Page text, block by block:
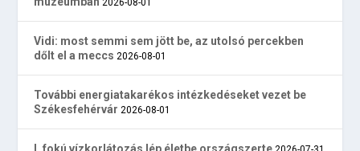
2026-08-01
Vidi: most semmi sem jött be, az utolsó percekben
dőlt el a meccs 2026-08-01
További energiatakarékos intézkedéseket vezet be
Székesfehérvár 2026-08-01